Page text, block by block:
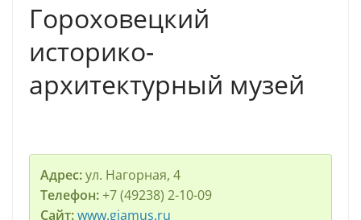
Гороховецкий
историко-
архитектурный музей
Адрес:ул. Нагорная, 4
Телефон:+7 (49238) 2-10-09
Сайт:www.giamus.ru